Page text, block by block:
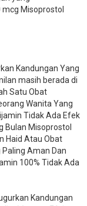
Misoprostol
Kandungan Yang
masih berada di
Satu Obat
Wanita Yang
Tidak Ada Efek
Bulan Misoprostol
Haid Atau Obat
Aman Dan
100% Tidak Ada
Kandungan